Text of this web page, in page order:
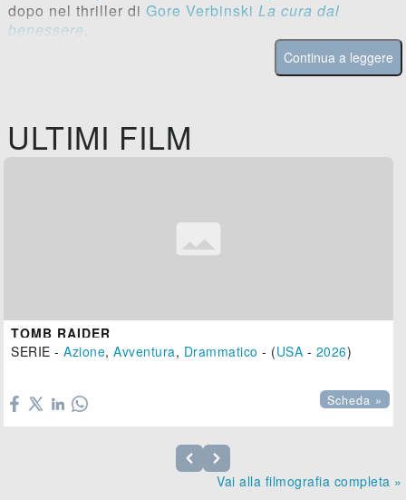
dopo nel thriller di Gore Verbinski La cura dal
benessere
Continua a leggere
ULTIMI FILM
TOMB RAIDER
SERIE -Azione,Avventura, Drammatico - (USA - 2026)
Scheda »
Vai alla filmografia completa »